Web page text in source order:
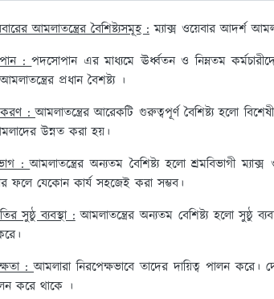
আমলাতন্ত্রের বৈশিষ্ট্যসমূহ : ম্যাক্স ওয়েবার আদর্শ
:পদসোপান এর মাধ্যমে ঊর্ধ্বতন ও নিম্নতম
প্রধান বৈশষ্ট্য ।
:আমলাতন্ত্রের আরেকটি গুরুত্বপূর্ণ বৈশিষ্ট্য হলো
উন্নত করা হয়।
:আমলাতন্ত্রের অন্যতম বৈশিষ্ট্য হলো শ্রমবিভাগী
ফলে যেকোন কার্য সহজেই করা সম্ভব।
সুষ্ঠু ব্যবস্থা :আমলাতন্ত্রের অন্যতম বেশিষ্ট্য হলো সুষ্ঠু
:আমলারা নিরপেক্ষভাবে তাদের দায়িত্ব পালন করে।
করে থাকে ।